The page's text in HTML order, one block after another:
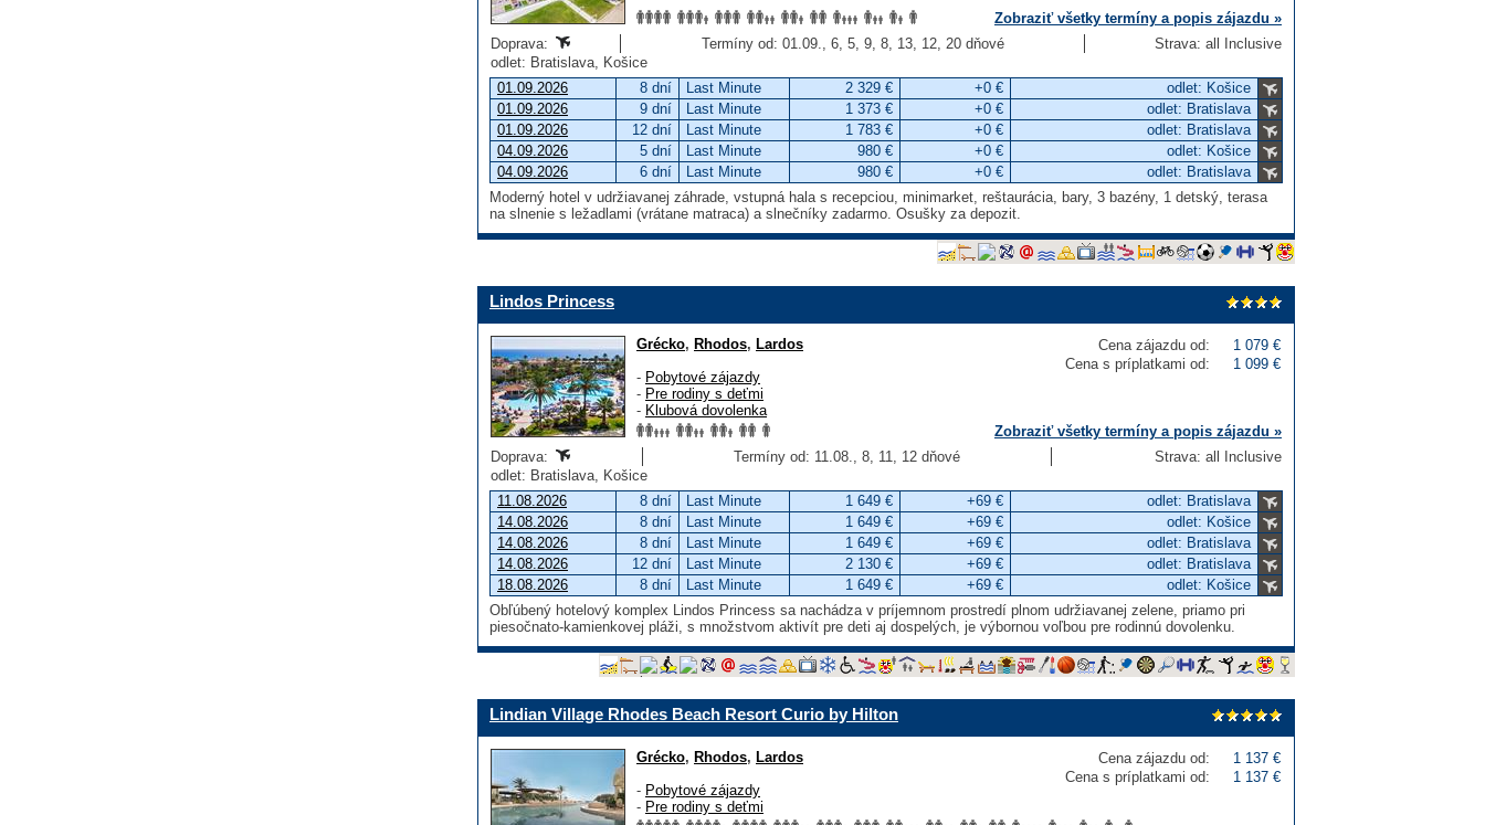
Zobraziť všetky termíny a popis zájazdu »
Doprava:
Termíny od: 01.09., 6, 5, 9, 8, 13, 12, 20 dňové
Strava: all Inclusive
odlet: Bratislava, Košice
01.09.2026
8 dní Last Minute 2 329 € +0 €
odlet: Košice
01.09.2026
9 dní Last Minute 1 373 € +0 €
odlet: Bratislava
01.09.2026
12 dní Last Minute 1 783 € +0 €
odlet: Bratislava
04.09.2026
5 dní Last Minute 980 € +0 €
odlet: Košice
04.09.2026
6 dní Last Minute 980 € +0 €
odlet: Bratislava
Moderný hotel v udržiavanej záhrade, vstupná hala s recepciou, minimarket, reštaurácia, bary, 3 bazény, 1 detský, terasa
na slnenie s ležadlami (vrátane matraca) a slnečníky zadarmo. Osušky za depozit.
Lindos Princess
Cena zájazdu od:
1 079 €
Cena s príplatkami od:
1 099 €
Grécko, Rhodos, Lardos
- Pobytové zájazdy
- Pre rodiny s deťmi
- Klubová dovolenka
Zobraziť všetky termíny a popis zájazdu »
Doprava:
Termíny od: 11.08., 8, 11, 12 dňové
Strava: all Inclusive
odlet: Bratislava, Košice
11.08.2026
8 dní Last Minute 1 649 € +69 €
odlet: Bratislava
14.08.2026
8 dní Last Minute 1 649 € +69 €
odlet: Košice
14.08.2026
8 dní Last Minute 1 649 € +69 €
odlet: Bratislava
14.08.2026
12 dní Last Minute 2 130 € +69 €
odlet: Bratislava
18.08.2026
8 dní Last Minute 1 649 € +69 €
odlet: Košice
Obľúbený hotelový komplex Lindos Princess sa nachádza v príjemnom prostredí plnom udržiavanej zelene, priamo pri
piesočnato-kamienkovej pláži, s množstvom aktivít pre deti aj dospelých, je výbornou voľbou pre rodinnú dovolenku.
Lindian Village Rhodes Beach Resort Curio by Hilton
Cena zájazdu od:
1 137 €
Cena s príplatkami od:
1 137 €
Grécko, Rhodos, Lardos
- Pobytové zájazdy
- Pre rodiny s deťmi